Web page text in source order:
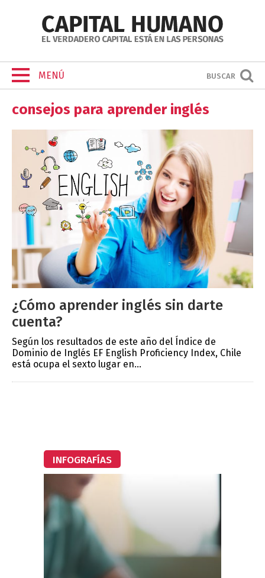
MENÚ BUSCAR
consejos para aprender inglés
¿Cómo aprender inglés sin darte
cuenta?
Según los resultados de este año del Índice de
Dominio de Inglés EF English Proficiency Index, Chile
está ocupa el sexto lugar en...
INFOGRAFÍAS